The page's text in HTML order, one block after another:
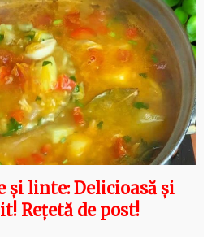
și linte: Delicioasă și
Rețetă de post!